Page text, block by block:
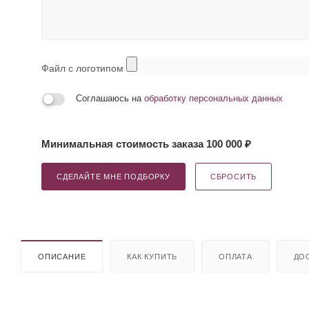
Файл с логотипом
Соглашаюсь на обработку персональных данных
Минимальная стоимость заказа 100 000 ₽
СДЕЛАЙТЕ МНЕ ПОДБОРКУ СБРОСИТЬ
ОПИСАНИЕ КАК КУПИТЬ ОПЛАТА